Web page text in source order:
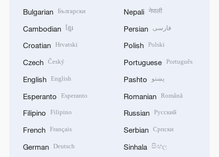
Bulgarian Български
Cambodian ខ្មែរ
Croatian Hrvatski
Czech Český
English English
Esperanto Esperanto
Filipino Filipino
French Français
German Deutsch
Nepali नेपाली
Persian فارسی
Polish Polski
Portuguese Português
Pashto پښتو
Romanian Română
Russian Русский
Serbian Српски
Sinhala සිංහල